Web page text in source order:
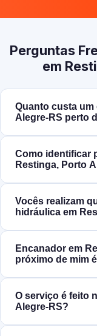
Perguntas
em
Quanto custa
Alegre‑RS perto
Como identificar
Restinga, Porto
Vocês realizam
hidráulica em
Encanador em
próximo de mim
O serviço é feito
Alegre‑RS?